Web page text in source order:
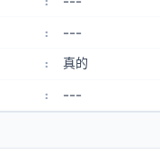
: ---
: 真的
: ---